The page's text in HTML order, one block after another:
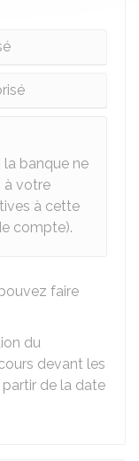
la banque ne
à votre
à cette
compte).
faire
du
devant les
partir de la date